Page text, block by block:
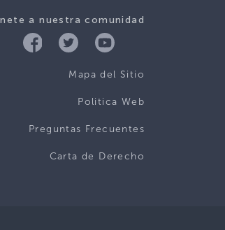
a nuestra comunidad
Mapa del Sitio
Politica Web
Preguntas Frecuentes
Carta de Derecho